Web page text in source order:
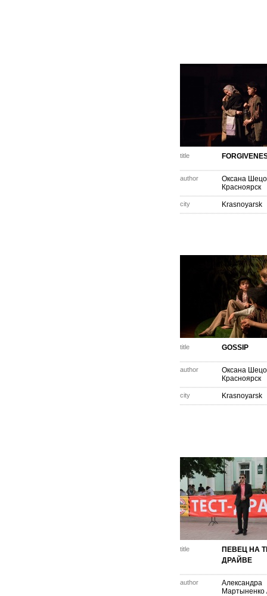
title
author
Оксана
Красноярск
city Krasnoyarsk
title GOSSIP
author
Оксана
Красноярск
city Krasnoyarsk
title
ПЕВЕЦ НА
ДРАЙВЕ
author
Александра
Мартыненко